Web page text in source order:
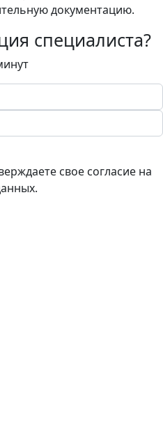
документацию.
специалиста?
свое согласие на